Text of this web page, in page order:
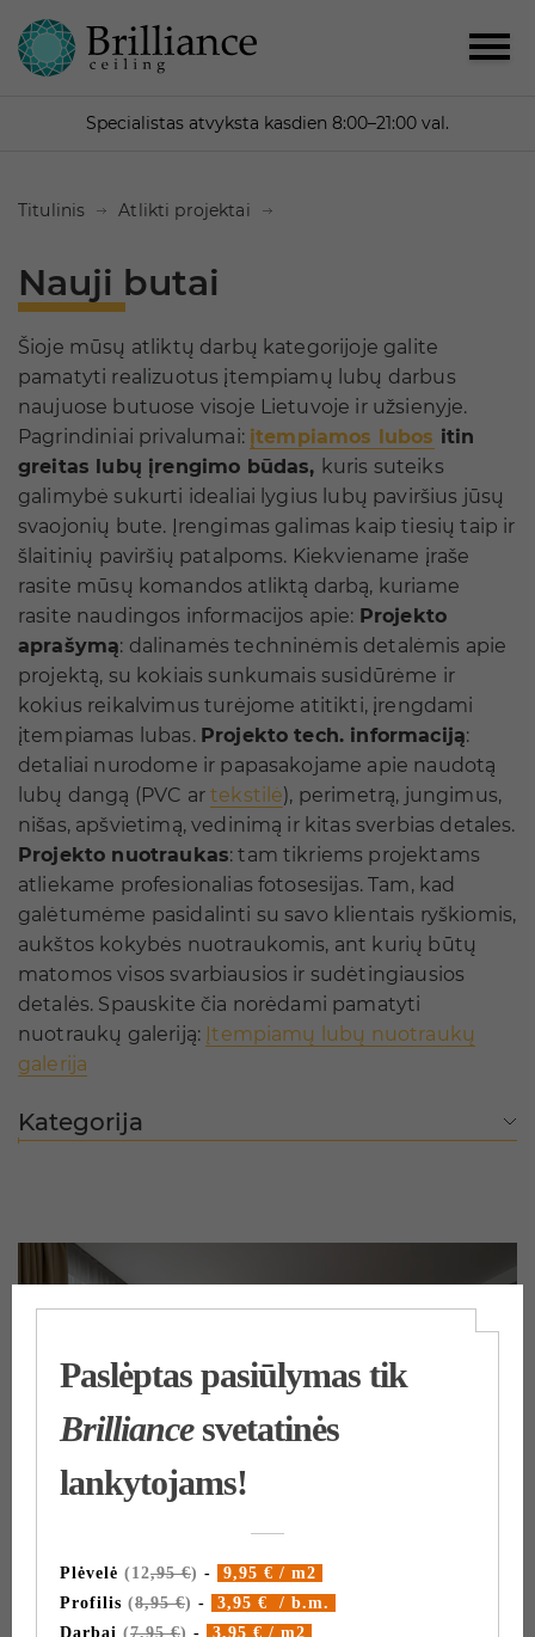
Specialistas atvyksta kasdien 8:00–21:00 val.
Titulinis Atlikti projektai
Nauji butai
Šioje mūsų atliktų darbų kategorijoje galite
pamatyti realizuotus įtempiamų lubų darbus
naujuose butuose visoje Lietuvoje ir užsienyje.
Pagrindiniai privalumai: įtempiamos lubos itin
greitas lubų įrengimo būdas, kuris suteiks
galimybė sukurti idealiai lygius lubų paviršius jūsų
svaojonių bute. Įrengimas galimas kaip tiesių taip ir
šlaitinių paviršių patalpoms. Kiekviename įraše
rasite mūsų komandos atliktą darbą, kuriame
rasite naudingos informacijos apie: Projekto
aprašymą: dalinamės techninėmis detalėmis apie
projektą, su kokiais sunkumais susidūrėme ir
kokius reikalvimus turėjome atitikti, įrengdami
įtempiamas lubas. Projekto tech. informaciją:
detaliai nurodome ir papasakojame apie naudotą
lubų dangą (PVC artekstilė), perimetrą, jungimus,
nišas, apšvietimą, vedinimą ir kitas sverbias detales.
Projekto nuotraukas: tam tikriems projektams
atliekame profesionalias fotosesijas. Tam, kad
galėtumėme pasidalinti su savo klientais ryškiomis,
aukštos kokybės nuotraukomis, ant kurių būtų
matomos visos svarbiausios ir sudėtingiausios
detalės. Spauskite čia norėdami pamatyti
nuotraukų galeriją: Įtempiamų lubų nuotraukų
galerija
Kategorija
Fantastiško dizaino butas
Kerų Kerai projekte